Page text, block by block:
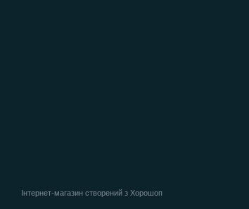
Інтернет-магазин створений з Хорошоп